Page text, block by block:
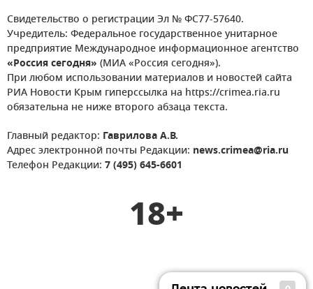
Свидетельство о регистрации Эл № ФС77-57640.
Учредитель: Федеральное государственное унитарное
предприятие Международное информационное агентство
«Россия сегодня» (МИА «Россия сегодня»).
При любом использовании материалов и новостей сайта
РИА Новости Крым гиперссылка на https://crimea.ria.ru
обязательна не ниже второго абзаца текста.
Главный редактор: Гаврилова А.В.
Адрес электронной почты Редакции: news.crimea@ria.ru
Телефон Редакции: 7 (495) 645-6601
18+